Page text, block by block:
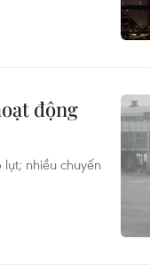
động
nhiều chuyến